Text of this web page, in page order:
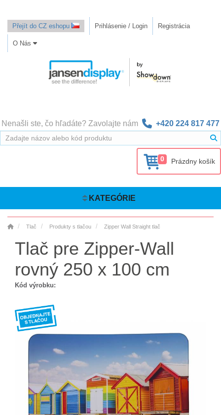
Přejít do CZ eshopu Prihlásenie / Login Registrácia
O Nás
Nenašli ste, čo hľadáte? Zavolajte nám +420 224 817 477
0 Prázdny košík
KATEGÓRIE
Tlač Produkty s tlačou Zipper Wall Straight tlač
Tlač pre Zipper-Wall
rovný 250 x 100 cm
Kód výrobku: